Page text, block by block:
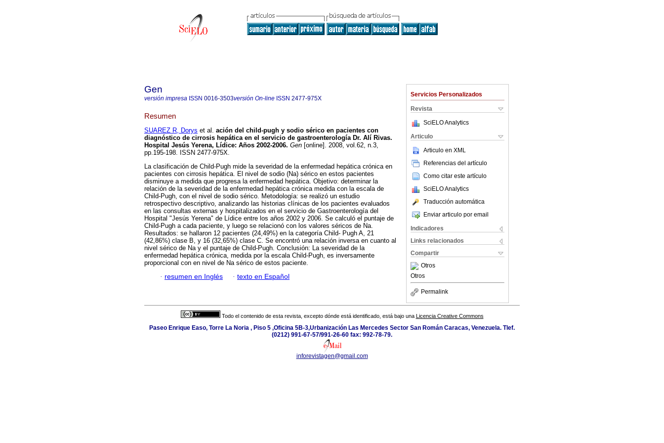
Servicios Personalizados
Revista
SciELO Analytics
Articulo
Articulo en XML
Referencias del artículo
Como citar este artículo
SciELO Analytics
Traducción automática
Enviar articulo por email
Indicadores
Links relacionados
Compartir
Otros
Otros
Permalink
Gen
versión impresa ISSN 0016-3503versión On-line ISSN 2477-975X
Resumen
SUAREZ R, Dorys et al. ación del child-pugh y sodio sérico en pacientes con
diagnóstico de cirrosis hepática en el servicio de gastroenterología Dr. Alí Rivas.
Hospital Jesús Yerena, Lídice: Años 2002-2006. Gen [online]. 2008, vol.62, n.3,
pp.195-198. ISSN 2477-975X.
La clasificación de Child-Pugh mide la severidad de la enfermedad hepática crónica en
pacientes con cirrosis hepática. El nivel de sodio (Na) sérico en estos pacientes
disminuye a medida que progresa la enfermedad hepática. Objetivo: determinar la
relación de la severidad de la enfermedad hepática crónica medida con la escala de
Child-Pugh, con el nivel de sodio sérico. Metodología: se realizó un estudio
retrospectivo descriptivo, analizando las historias clínicas de los pacientes evaluados
en las consultas externas y hospitalizados en el servicio de Gastroenterología del
Hospital "Jesús Yerena" de Lídice entre los años 2002 y 2006. Se calculó el puntaje de
Child-Pugh a cada paciente, y luego se relacionó con los valores séricos de Na.
Resultados: se hallaron 12 pacientes (24,49%) en la categoría Child- Pugh A, 21
(42,86%) clase B, y 16 (32,65%) clase C. Se encontró una relación inversa en cuanto al
nivel sérico de Na y el puntaje de Child-Pugh. Conclusión: La severidad de la
enfermedad hepática crónica, medida por la escala Child-Pugh, es inversamente
proporcional con en nivel de Na sérico de estos paciente.
· resumen en Inglés · texto en Español
Todo el contenido de esta revista, excepto dónde está identificado, está bajo una Licencia Creative Commons
Paseo Enrique Easo, Torre La Noria , Piso 5 ,Oficina 5B-3,Urbanización Las Mercedes Sector San Román Caracas, Venezuela. Tlef.
(0212) 991-67-57/991-26-60 fax: 992-78-79.
inforevistagen@gmail.com